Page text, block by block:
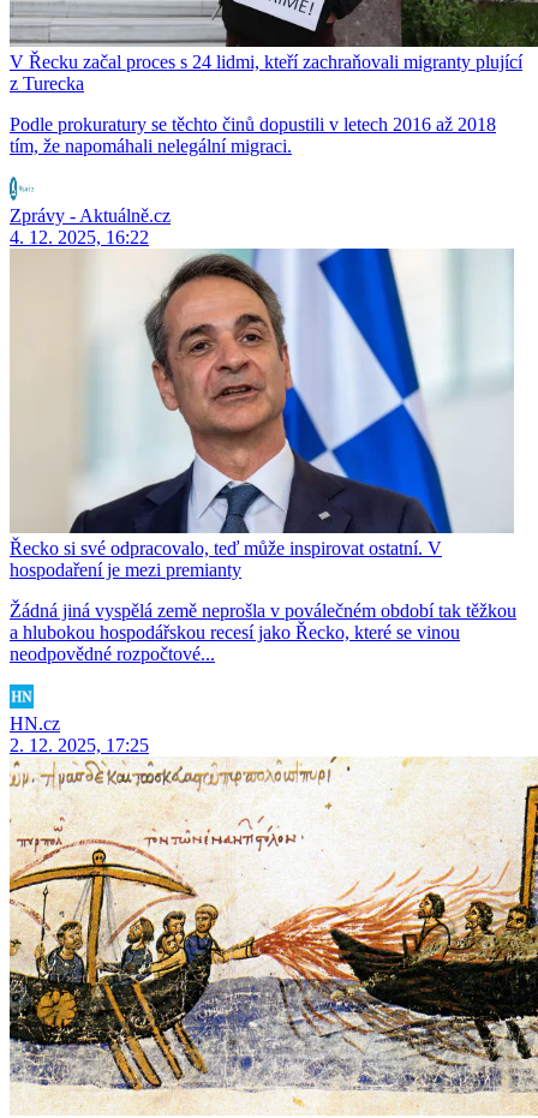
V Řecku začal proces s 24 lidmi, kteří zachraňovali migranty plující
z Turecka
Podle prokuratury se těchto činů dopustili v letech 2016 až 2018
tím, že napomáhali nelegální migraci.
Zprávy - Aktuálně.cz
4. 12. 2025, 16:22
Řecko si své odpracovalo, teď může inspirovat ostatní. V
hospodaření je mezi premianty
Žádná jiná vyspělá země neprošla v poválečném období tak těžkou
a hlubokou hospodářskou recesí jako Řecko, které se vinou
neodpovědné rozpočtové...
HN.cz
2. 12. 2025, 17:25